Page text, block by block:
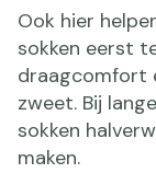
Ook hier
sokken eerst
draagcomfort
zweet. Bij
sokken
maken.